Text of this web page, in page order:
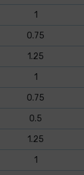
1
0.75
1.25
1
0.75
0.5
1.25
1